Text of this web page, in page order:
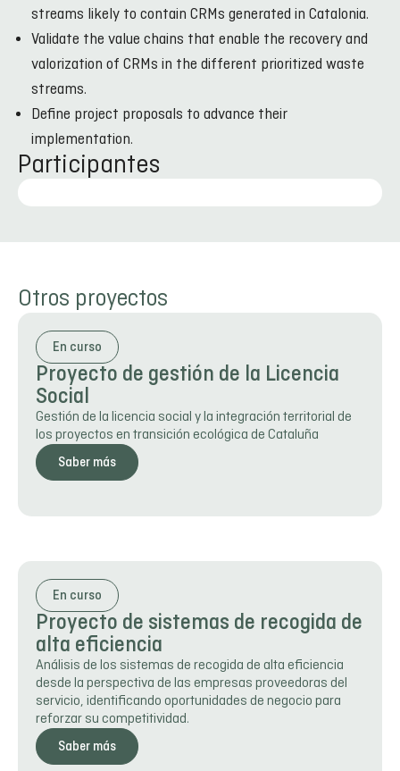
streams likely to contain CRMs generated in Catalonia.
Validate the value chains that enable the recovery and
valorization of CRMs in the different prioritized waste
streams.
Define project proposals to advance their
implementation.
Participantes
Otros proyectos
En curso
Proyecto de gestión de la Licencia
Social
Gestión de la licencia social y la integración territorial de
los proyectos en transición ecológica de Cataluña
Saber más
En curso
Proyecto de sistemas de recogida de
alta eficiencia
Análisis de los sistemas de recogida de alta eficiencia
desde la perspectiva de las empresas proveedoras del
servicio, identificando oportunidades de negocio para
reforzar su competitividad.
Saber más